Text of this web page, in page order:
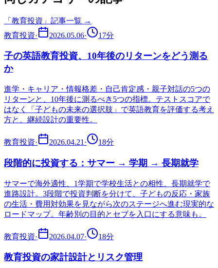
「 教育投資 」記事一覧 →
教育投資· 2026.05.06· 17分
子の英語教育投資、10年後のリターンをどう測る
か
進学・キャリア・情報格差・自己肯定感・親子対話の5つの
リターンと、10年後に測るべき5つの指標。テストスコアで
はなく「子どもの未来の選択肢」で英語教育を評価する考え
方と、継続設計の重要性。
教育投資· 2026.04.21 · 18分
段階的に投資する：サマー → 学期 → 長期就学
サマーで海外適性、1学期で学校生活との相性、長期就学で
進路設計。3段階で投資判断を分けて、子どもの反応・家族
の生活・費用対効果を見ながら次のステージへ進む現実的な
ロードマップ。年齢別の目的とセブを入口にする意味も。
教育投資· 2026.04.07· 18分
教育投資の家計設計とリスク管理